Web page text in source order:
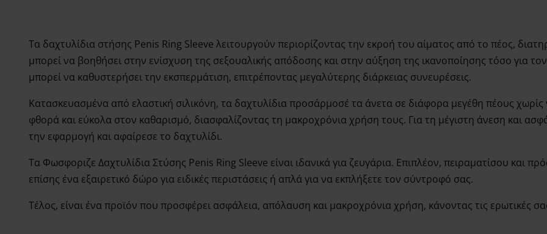
Τα δαχτυλίδια στήσης Penis Ring Sleeve λειτουργούν περιορίζοντας την εκροή του αίματος από το πέος,
μπορεί να βοηθήσει στην ενίσχυση της σεξουαλικής απόδοσης και στην αύξηση της ικανοποίησης τόσο για
μπορεί να καθυστερήσει την εκσπερμάτιση, επιτρέποντας μεγαλύτερης διάρκειας συνευρέσεις.
Κατασκευασμένα από ελαστική σιλικόνη, τα δαχτυλίδια προσάρμοσέ τα άνετα σε διάφορα μεγέθη πέους
φθορά και εύκολα στον καθαρισμό, διασφαλίζοντας τη μακροχρόνια χρήση τους. Για τη μέγιστη άνεση και
την εφαρμογή και αφαίρεσε το δαχτυλίδι.
Τα Φωσφοριζε Δαχτυλίδια Στύσης Penis Ring Sleeve είναι ιδανικά για ζευγάρια. Επιπλέον, πειραματίσου και
επίσης ένα εξαιρετικό δώρο για ειδικές περιστάσεις ή απλά για να εκπλήξετε τον σύντροφό σας.
Τέλος, είναι ένα προϊόν που προσφέρει ασφάλεια, απόλαυση και μακροχρόνια χρήση, κάνοντας τις ερωτικές